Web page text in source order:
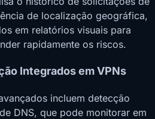
de localização geográfica,
em relatórios visuais para
rapidamente os riscos.
Integrados em VPNs
incluem detecção
DNS, que pode monitorar em